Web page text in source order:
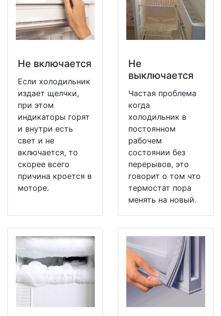
Не включается
Если холодильник
издает щелчки,
при этом
индикаторы горят
и внутри есть
свет и не
включается, то
скорее всего
причина кроется в
моторе.
Не
выключается
Частая проблема
когда
холодильник в
постоянном
рабочем
состоянии без
перерывов, это
говорит о том что
термостат пора
менять на новый.